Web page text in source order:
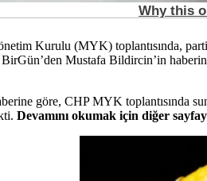
Kurulu (MYK) toplantısında,
BirGün’den Mustafa Bildircin’in
göre, CHP MYK toplantısında
Devamını okumak için diğer